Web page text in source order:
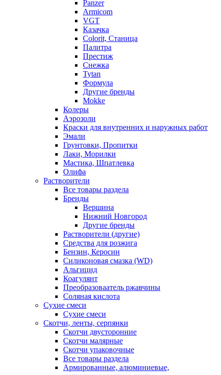
Panzer
Armicom
VGT
Казачка
Colorit, Станица
Палитра
Престиж
Снежка
Tytan
Формула
Другие бренды
Mokke
Колеры
Аэрозоли
Краски для внутренних и наружных работ
Эмали
Грунтовки, Пропитки
Лаки, Морилки
Мастика, Шпатлевка
Олифа
Растворители
Все товары раздела
Бренды
Вершина
Нижний Новгород
Другие бренды
Растворители (другие)
Средства для розжига
Бензин, Керосин
Силиконовая смазка (WD)
Альгицид
Коагулянт
Преобразоваатель ржавчины
Соляная кислота
Сухие смеси
Сухие смеси
Скотчи, ленты, серпянки
Скотчи двусторонние
Скотчи малярные
Скотчи упаковочные
Все товары раздела
Армированные, алюминиевые,